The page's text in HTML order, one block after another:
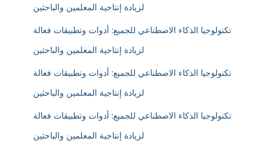
لزيادة إنتاجية المعلمين والباحثين
تكنولوجيا الذكاء الاصطناعي للجميع: أدوات وتطبيقات فعالة
لزيادة إنتاجية المعلمين والباحثين
تكنولوجيا الذكاء الاصطناعي للجميع: أدوات وتطبيقات فعالة
لزيادة إنتاجية المعلمين والباحثين
تكنولوجيا الذكاء الاصطناعي للجميع: أدوات وتطبيقات فعالة
لزيادة إنتاجية المعلمين والباحثين